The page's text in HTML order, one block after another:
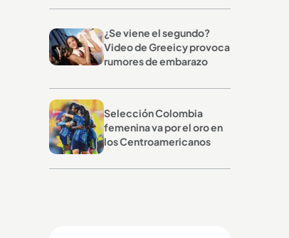
¿Se viene el segundo?
Video de Greeicy provoca
rumores de embarazo
Selección Colombia
femenina va por el oro en
los Centroamericanos